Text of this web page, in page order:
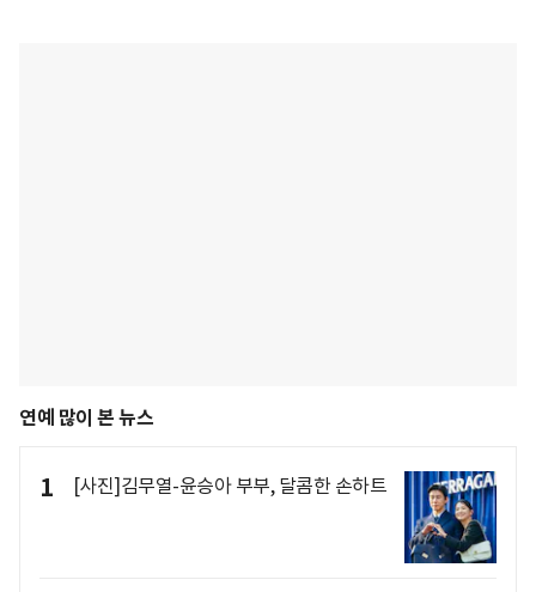
연예 많이 본 뉴스
1 [사진]김무열-윤승아 부부, 달콤한 손하트